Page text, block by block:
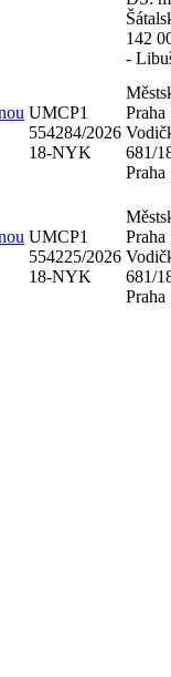
142
-
UMCP1
554284/2026
18-NYK
Praha
681/
Praha
UMCP1
554225/2026
18-NYK
Praha
681/
Praha